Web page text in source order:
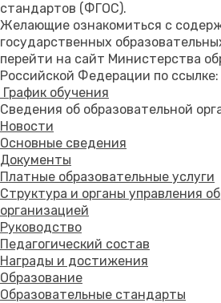
стандартов (ФГОС).
Желающие ознакомиться с
государственных
перейти на сайт Министерства
Российской Федерации по ссылке:
График обучения
Сведения об образовательной
Новости
Основные сведения
Документы
Платные образовательные услуги
Структура и органы управления
организацией
Руководство
Педагогический состав
Награды и достижения
Образование
Образовательные стандарты